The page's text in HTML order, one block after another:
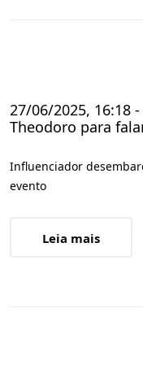
27/06/2025, 16:18
Theodoro para
Influenciador
evento
Leia mais